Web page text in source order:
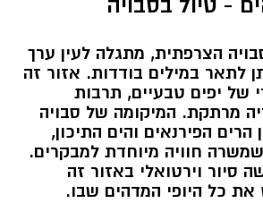
- טיול בסבויה
הצרפתית, מתגלה לעין ערך
לתאר במילים בודדות. אזור זה
של יפים טבעיים, תרבות
מרתקת. המיקומה של סבויה
הפירנאים והים התיכון,
שמשרה חוויה מיוחדת למבקרים.
סיור וירטואלי באזור זה
כל היופי המדהים שבו.